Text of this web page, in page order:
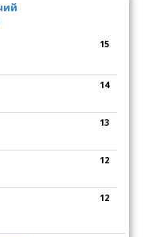
15
14
13
12
12